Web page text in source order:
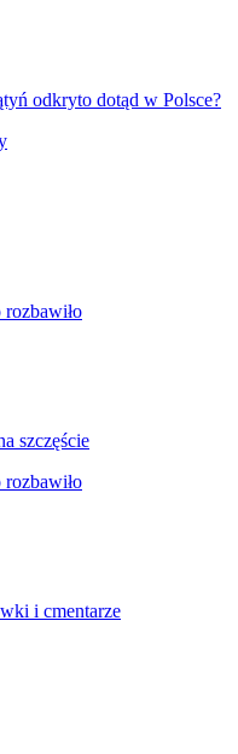
odkryto dotąd w Polsce?
szczęście
i cmentarze